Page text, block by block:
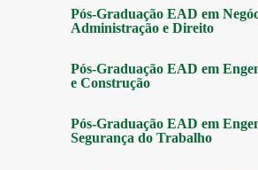
Pós-Graduação EAD em
Administração e Direito
Pós-Graduação EAD em
e Construção
Pós-Graduação EAD em
Segurança do Trabalho